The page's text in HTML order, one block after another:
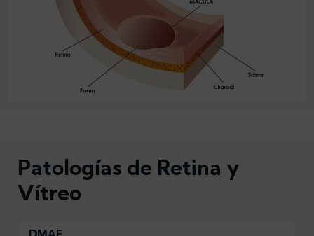
Patologías de Retina y
Vítreo